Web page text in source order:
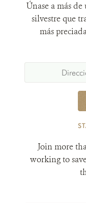
Únase a más
silvestre que
más
Join more
working to